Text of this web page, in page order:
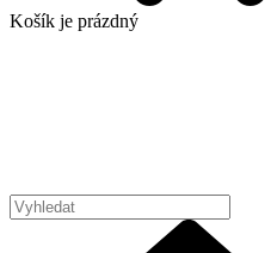
Košík je prázdný